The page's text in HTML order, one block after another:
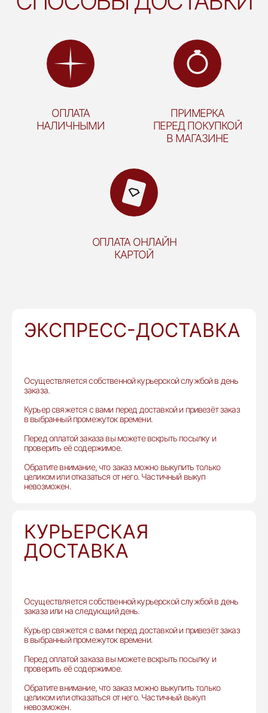
ОПЛАТА
НАЛИЧНЫМИ
ПРИМЕРКА
ПЕРЕД ПОКУПКОЙ
В МАГАЗИНЕ
ОПЛАТА ОНЛАЙН
КАРТОЙ
ЭКСПРЕСС-ДОСТАВКА
Осуществляется собственной курьерской службой в день
заказа.
Курьер свяжется с вами перед доставкой и привезёт заказ
в выбранный промежуток времени.
Перед оплатой заказа вы можете вскрыть посылку и
проверить её содержимое.
Обратите внимание, что заказ можно выкупить только
целиком или отказаться от него. Частичный выкуп
невозможен.
КУРЬЕРСКАЯ
ДОСТАВКА
Осуществляется собственной курьерской службой в день
заказа или на следующий день.
Курьер свяжется с вами перед доставкой и привезёт заказ
в выбранный промежуток времени.
Перед оплатой заказа вы можете вскрыть посылку и
проверить её содержимое.
Обратите внимание, что заказ можно выкупить только
целиком или отказаться от него. Частичный выкуп
невозможен.